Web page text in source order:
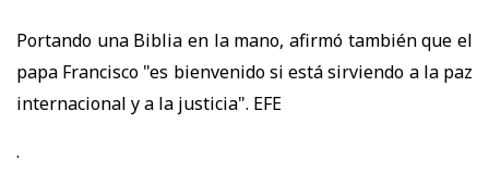
Portando una Biblia en la mano, afirmó también que el
papa Francisco "es bienvenido si está sirviendo a la paz
internacional y a la justicia". EFE
.